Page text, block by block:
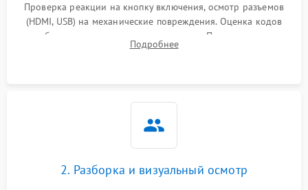
Проверка реакции на кнопку включения, осмотр разъемов
(HDMI, USB) на механические повреждения. Оценка кодов
ошибок на экране или по индикаторам. Проверка чтения
дисков, работы геймпадов и наличия гарантийных пломб.
Подробнее
2. Разборка и визуальный осмотр